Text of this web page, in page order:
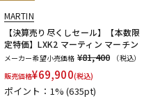
MARTIN
【決算売り尽くしセール】【本数限
定特価】LXK2 マーティン マーチン
メーカー希望小売価格 ¥81,400
（税込）
販売価格¥69,900(税込)
ポイント：1%(635pt)